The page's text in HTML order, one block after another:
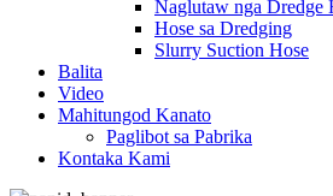
Naglutaw nga Dredge
Hose sa Dredging
Slurry Suction Hose
Balita
Video
Mahitungod Kanato
Paglibot sa Pabrika
Kontaka Kami